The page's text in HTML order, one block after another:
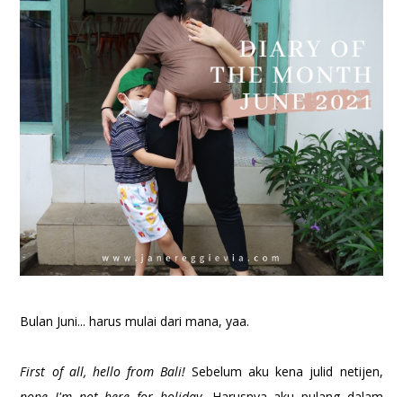
Bulan Juni... harus mulai dari mana, yaa.
First of all, hello from Bali! Sebelum aku kena julid netijen,